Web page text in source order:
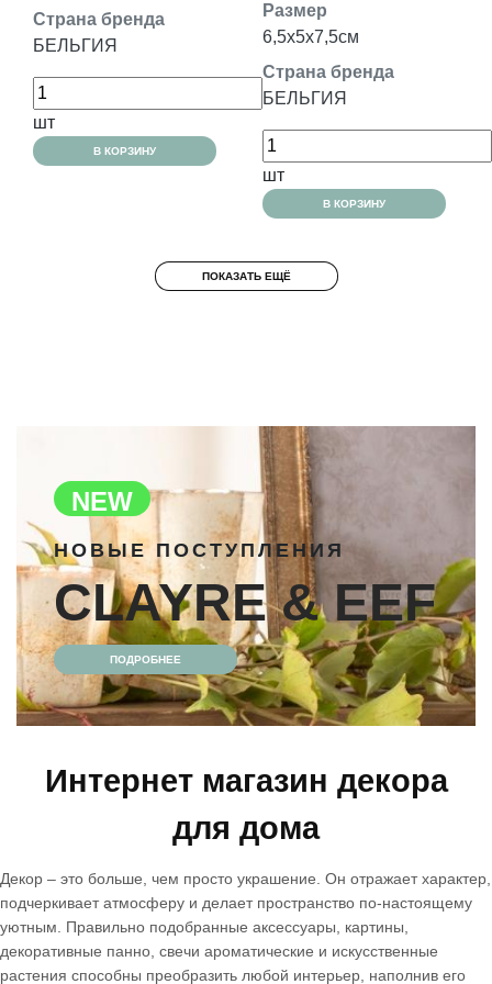
Страна бренда
БЕЛЬГИЯ
шт
В КОРЗИНУ
Размер
6,5x5x7,5см
Страна бренда
БЕЛЬГИЯ
шт
В КОРЗИНУ
ПОКАЗАТЬ ЕЩЁ
NEW
НОВЫЕ ПОСТУПЛЕНИЯ
CLAYRE & EEF
ПОДРОБНЕЕ
Интернет магазин декора
для дома
Декор – это больше, чем просто украшение. Он отражает характер,
подчеркивает атмосферу и делает пространство по-настоящему
уютным. Правильно подобранные аксессуары, картины,
декоративные панно, свечи ароматические и искусственные
растения способны преобразить любой интерьер, наполнив его